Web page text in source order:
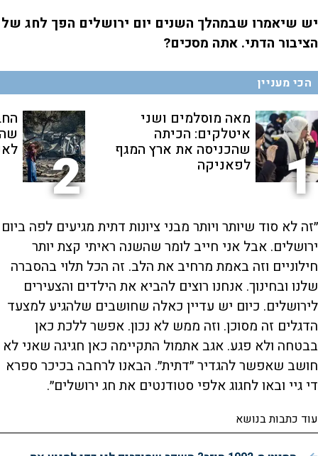
יש שיאמרו שבמהלך השנים יום ירושלים הפך לחג של
הציבור הדתי. אתה מסכים?
הכי מעניין
1
מאה מוסלמים ושני
איטלקים: הכיתה
שהכניסה את ארץ המגף
לפאניקה 2
״זה לא סוד שיותר ויותר מבני ציונות דתית מגיעים לפה ביום
ירושלים. אבל אני חייב לומר שהשנה ראיתי קצת יותר
חילוניים וזה באמת מרחיב את הלב. זה הכל תלוי בהסברה
שלנו ובחינוך. אנחנו רוצים להביא את הילדים והצעירים
לירושלים. כיום יש עדיין כאלה שחושבים שלהגיע למצעד
הדגלים זה מסוכן. וזה ממש לא נכון. אפשר ללכת כאן
בבטחה ולא פגע. אגב אתמול התקיימה כאן חגיגה שאני לא
חושב שאפשר להגדיר ״דתית״. הבאנו לרחבה בכיכר ספרא
די גיי ובאו לחגוג אלפי סטודנטים את חג ירושלים״.
עוד כתבות בנושא